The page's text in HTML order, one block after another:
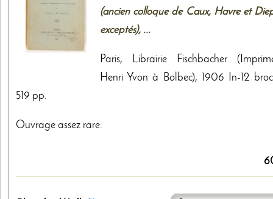
(ancien colloque de Caux, Havre et
exceptés), ...
Paris, Librairie Fischbacher
Henri Yvon à Bolbec), 1906 In-12
519 pp.
Ouvrage assez rare.